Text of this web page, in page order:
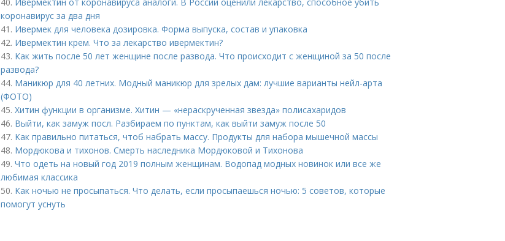
коронавирус за два дня
41. Ивермек для человека дозировка. Форма выпуска, состав и упаковка
42. Ивермектин крем. Что за лекарство ивермектин?
43. Как жить после 50 лет женщине после развода. Что происходит с женщиной за 50 после
развода?
44. Маникюр для 40 летних. Модный маникюр для зрелых дам: лучшие варианты нейл-арта
(ФОТО)
45. Хитин функции в организме. Хитин — «нераскрученная звезда» полисахаридов
46. Выйти, как замуж посл. Разбираем по пунктам, как выйти замуж после 50
47. Как правильно питаться, чтоб набрать массу. Продукты для набора мышечной массы
48. Мордюкова и тихонов. Смерть наследника Мордюковой и Тихонова
49. Что одеть на новый год 2019 полным женщинам. Водопад модных новинок или все же
любимая классика
50. Как ночью не просыпаться. Что делать, если просыпаешься ночью: 5 советов, которые
помогут уснуть